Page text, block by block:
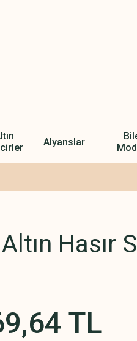
Alyanslar
Hasır
TL